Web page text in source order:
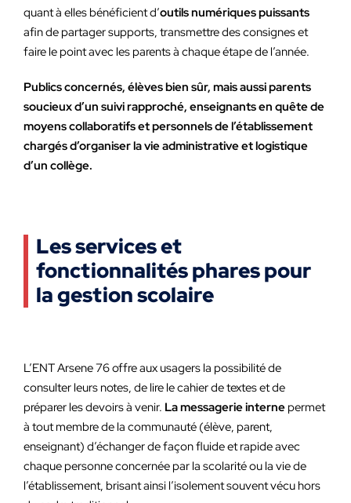
quant à elles bénéficient d’outils numériques puissants
afin de partager supports, transmettre des consignes et
faire le point avec les parents à chaque étape de l’année.
Publics concernés, élèves bien sûr, mais aussi parents
soucieux d’un suivi rapproché, enseignants en quête de
moyens collaboratifs et personnels de l’établissement
chargés d’organiser la vie administrative et logistique
d’un collège.
Les services et
fonctionnalités phares pour
la gestion scolaire
L’ENT Arsene 76 offre aux usagers la possibilité de
consulter leurs notes, de lire le cahier de textes et de
préparer les devoirs à venir. La messagerie interne permet
à tout membre de la communauté (élève, parent,
enseignant) d’échanger de façon fluide et rapide avec
chaque personne concernée par la scolarité ou la vie de
l’établissement, brisant ainsi l’isolement souvent vécu hors